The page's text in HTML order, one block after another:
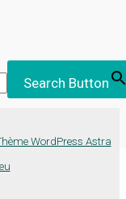
Search Button
WordPress Astra